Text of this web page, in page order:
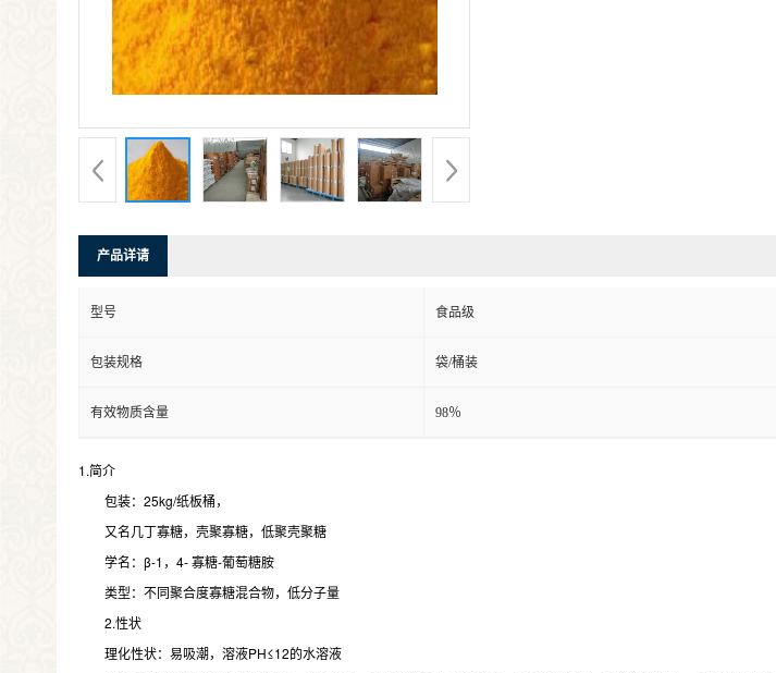
产品详请
型号 食品级
包装规格 袋/桶装
有效物质含量 98％
1.简介
包装：25kg/纸板桶，
又名几丁寡糖，壳聚寡糖，低聚壳聚糖
学名：β-1，4- 寡糖-葡萄糖胺
类型：不同聚合度寡糖混合物，低分子量
2.性状
理化性状：易吸潮，溶液PH≤12的水溶液